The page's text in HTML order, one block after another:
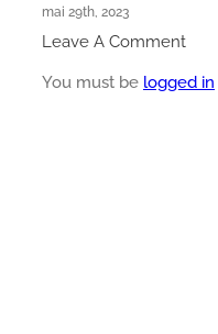
mai 29th, 2023
Leave A Comment
You must be logged in